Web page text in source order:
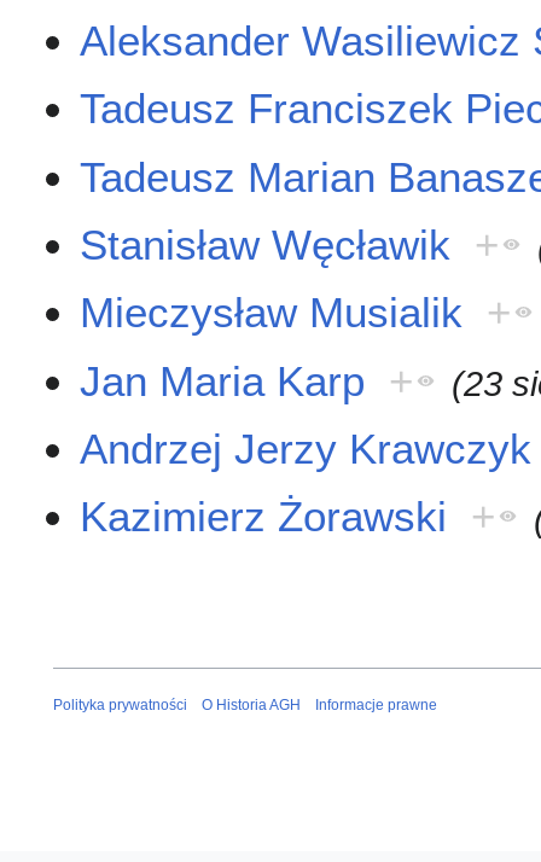
Aleksander Wasiliewicz
Tadeusz Franciszek
Tadeusz Marian
Stanisław Węcławik +
Mieczysław Musialik +
Jan Maria Karp + (23
Andrzej Jerzy Krawczyk
Kazimierz Żorawski
+
Polityka prywatności O Historia AGH Informacje prawne